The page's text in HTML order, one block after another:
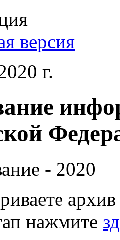
версия
г.
- 2020
нажмите